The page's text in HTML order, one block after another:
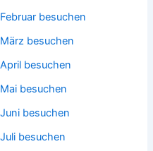
besuchen
besuchen
besuchen
besuchen
besuchen
besuchen